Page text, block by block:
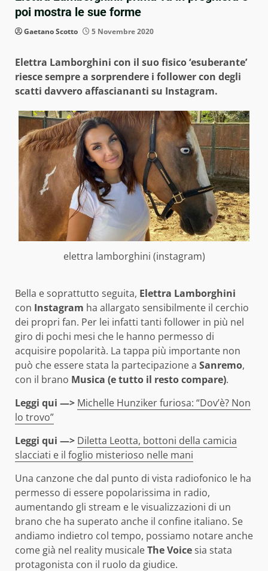
poi mostra le sue forme
Gaetano Scotto 5 Novembre 2020
Elettra Lamborghini con il suo fisico ‘esuberante’
riesce sempre a sorprendere i follower con degli
scatti davvero affasciananti su Instagram.
elettra lamborghini (instagram)
Bella e soprattutto seguita, Elettra Lamborghini
con Instagram ha allargato sensibilmente il cerchio
dei propri fan. Per lei infatti tanti follower in più nel
giro di pochi mesi che le hanno permesso di
acquisire popolarità. La tappa più importante non
può che essere stata la partecipazione a Sanremo,
con il brano Musica (e tutto il resto compare).
Leggi qui —> Michelle Hunziker furiosa: “Dov’è? Non
lo trovo”
Leggi qui —> Diletta Leotta, bottoni della camicia
slacciati e il foglio misterioso nelle mani
Una canzone che dal punto di vista radiofonico le ha
permesso di essere popolarissima in radio,
aumentando gli stream e le visualizzazioni di un
brano che ha superato anche il confine italiano. Se
andiamo indietro col tempo, possiamo notare anche
come già nel reality musicaleThe Voicesia stata
protagonista con il ruolo da giudice.